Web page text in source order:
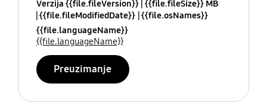
Verzija {{file.fileVersion}} {{file.fileSize}} MB
{{file.fileModifiedDate}} {{file.osNames}}
{{file.languageName}}
{{file.languageName}}
Preuzimanje